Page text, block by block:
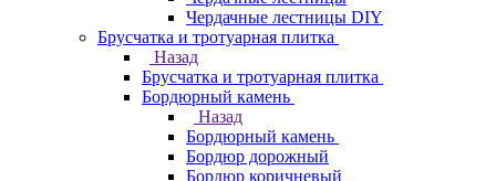
Чердачные лестницы DIY
Брусчатка и тротуарная плитка
Назад
Брусчатка и тротуарная плитка
Бордюрный камень
Назад
Бордюрный камень
Бордюр дорожный
Бордюр коричневый